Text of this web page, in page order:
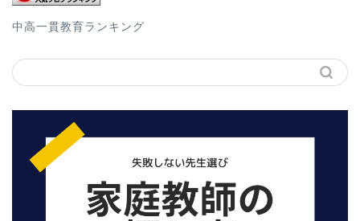
中高一貫教育ランキング